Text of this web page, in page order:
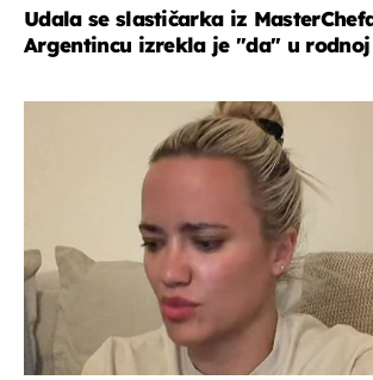
Udala se slastičarka iz
Argentincu izrekla je "da" u